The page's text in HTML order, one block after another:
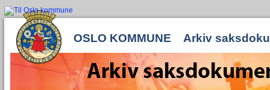
OSLO KOMMUNE Arkiv